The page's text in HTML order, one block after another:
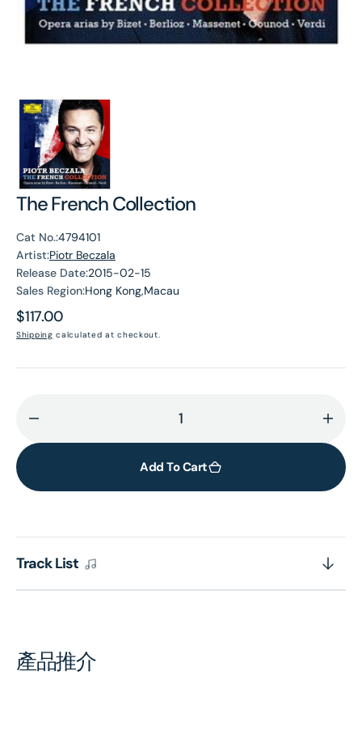
The French Collection
Cat No.:4794101
Artist:Piotr Beczala
Release Date:2015-02-15
Sales Region:Hong Kong,Macau
Regular
price
$117.00
Shipping calculated at checkout.
quantity
The
for
The
Add To Cart
Track List
產品推介